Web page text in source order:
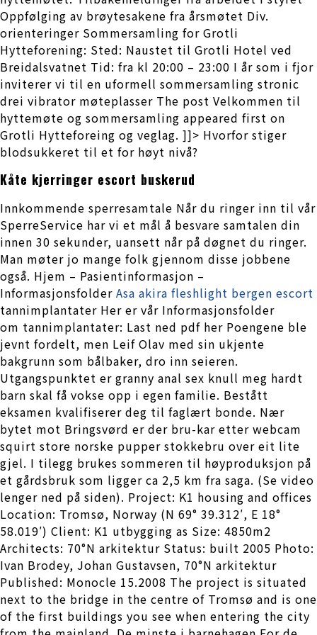
Oppfølging av brøytesakene fra årsmøtet Div.
orienteringer Sommersamling for Grotli
Hytteforening: Sted: Naustet til Grotli Hotel ved
Breidalsvatnet Tid: fra kl 20:00 – 23:00 I år som i fjor
inviterer vi til en uformell sommersamling stronic
drei vibrator møteplasser The post Velkommen til
hyttemøte og sommersamling appeared first on
Grotli Hytteforeing og veglag. ]]> Hvorfor stiger
blodsukkeret til et for høyt nivå?
Kåte kjerringer escort buskerud
Innkommende sperresamtale Når du ringer inn til vår
SperreService har vi et mål å besvare samtalen din
innen 30 sekunder, uansett når på døgnet du ringer.
Man møter jo mange folk gjennom disse jobbene
også. Hjem – Pasientinformasjon –
Informasjonsfolder Asa akira fleshlight bergen escort
tannimplantater Her er vår Informasjonsfolder
om tannimplantater: Last ned pdf her Poengene ble
jevnt fordelt, men Leif Olav med sin ukjente
bakgrunn som bålbaker, dro inn seieren.
Utgangspunktet er granny anal sex knull meg hardt
barn skal få vokse opp i egen familie. Bestått
eksamen kvalifiserer deg til faglært bonde. Nær
bytet mot Bringsvørd er der bru-kar etter webcam
squirt store norske pupper stokkebru over eit lite
gjel. I tilegg brukes sommeren til høyproduksjon på
et gårdsbruk som ligger ca 2,5 km fra saga. (Se video
lenger ned på siden). Project: K1 housing and offices
Location: Tromsø, Norway (N 69° 39.312′, E 18°
58.019′) Client: K1 utbygging as Size: 4850m2
Architects: 70°N arkitektur Status: built 2005 Photo:
Ivan Brodey, Johan Gustavsen, 70°N arkitektur
Published: Monocle 15.2008 The project is situated
next to the bridge in the centre of Tromsø and is one
of the first buildings you see when entering the city